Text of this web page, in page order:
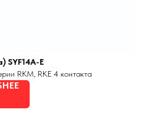
SYF14A-E
RKM, RKE 4 контакта